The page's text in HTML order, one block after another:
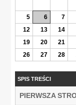
5
6 7
12
13 14
19
20 21
26
27 28
SPIS TREŚCI
PIERWSZA